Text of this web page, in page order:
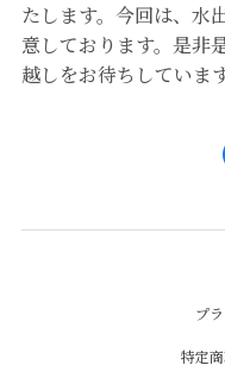
たします。今回は、水
意しております。是非
越しをお待ちしています
プ
特定